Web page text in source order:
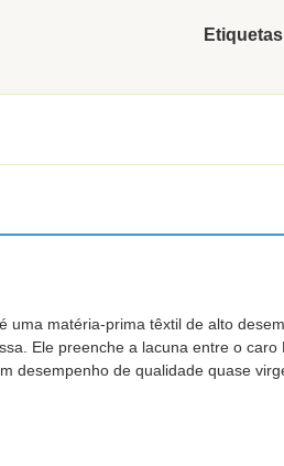
uma matéria-prima têxtil de alto
Ele preenche a lacuna entre o caro
desempenho de qualidade quase